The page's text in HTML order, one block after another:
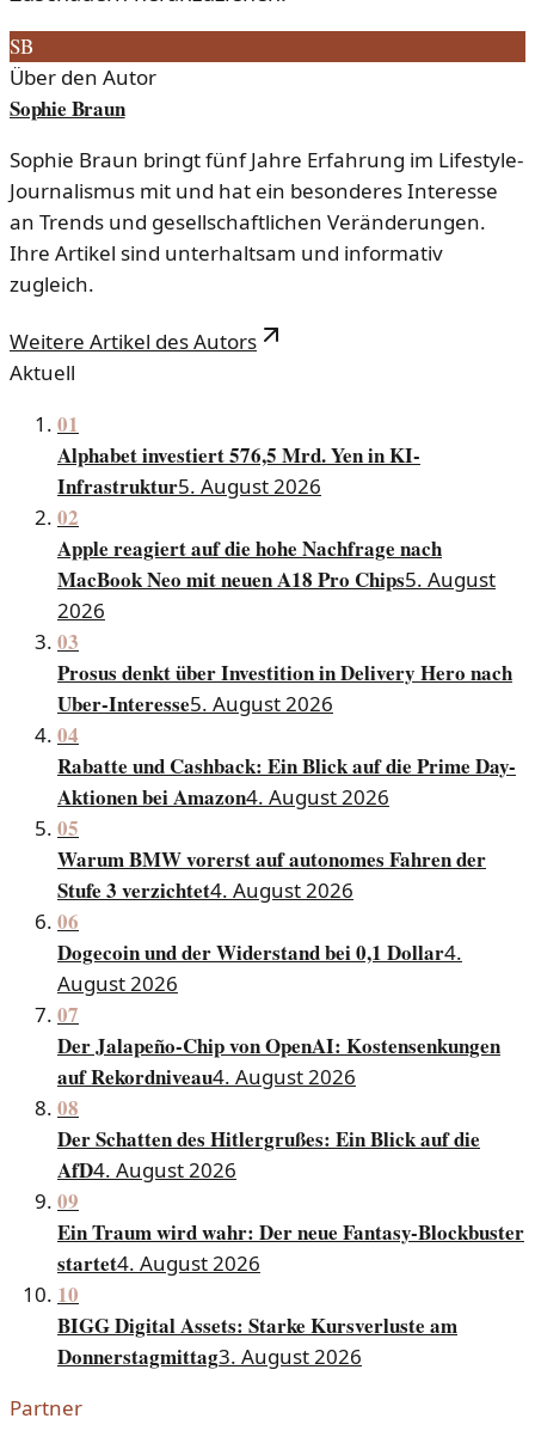
SB
Über den Autor
Sophie Braun
Sophie Braun bringt fünf Jahre Erfahrung im Lifestyle-
Journalismus mit und hat ein besonderes Interesse
an Trends und gesellschaftlichen Veränderungen.
Ihre Artikel sind unterhaltsam und informativ
zugleich.
Weitere Artikel des Autors
Aktuell
01
Alphabet investiert 576,5 Mrd. Yen in KI-
Infrastruktur5. August 2026
02
Apple reagiert auf die hohe Nachfrage nach
MacBook Neo mit neuen A18 Pro Chips5. August
2026
03
Prosus denkt über Investition in Delivery Hero nach
Uber-Interesse5. August 2026
04
Rabatte und Cashback: Ein Blick auf die Prime Day-
Aktionen bei Amazon4. August 2026
05
Warum BMW vorerst auf autonomes Fahren der
Stufe 3 verzichtet4. August 2026
06
Dogecoin und der Widerstand bei 0,1 Dollar4.
August 2026
07
Der Jalapeño-Chip von OpenAI: Kostensenkungen
auf Rekordniveau4. August 2026
08
Der Schatten des Hitlergrußes: Ein Blick auf die
AfD4. August 2026
09
Ein Traum wird wahr: Der neue Fantasy-Blockbuster
startet4. August 2026
10
BIGG Digital Assets: Starke Kursverluste am
Donnerstagmittag3. August 2026
Partner